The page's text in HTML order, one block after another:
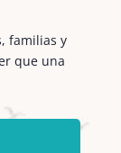
familias y
que una